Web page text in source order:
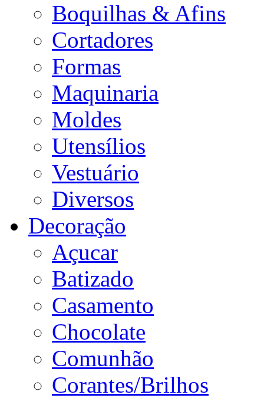
Boquilhas & Afins
Cortadores
Formas
Maquinaria
Moldes
Utensílios
Vestuário
Diversos
Decoração
Açucar
Batizado
Casamento
Chocolate
Comunhão
Corantes/Brilhos